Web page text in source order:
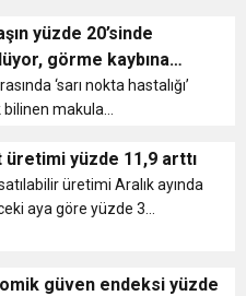
neden oluyor
ile ilgili bilgi verdi
yüzde 20’sinde
görme kaybına
olabilir’‘sarı nokta hastalığı’
bilinen makula
çıkıyor. Birden fazla çeşidi
ilgili konuşan Göz
Uzmanı Op. Dr. Nurcan
üretimi yüzde 11,9 arttı
üretimi Aralık ayında
aya göre yüzde 3
güven endeksi yüzde